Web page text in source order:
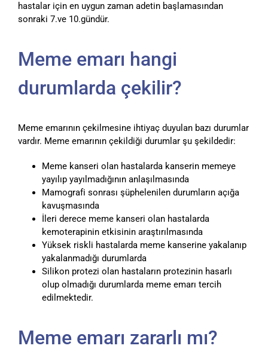
hastalar için en uygun zaman adetin başlamasından
sonraki 7.ve 10.gündür.
Meme emarı hangi
durumlarda çekilir?
Meme emarının çekilmesine ihtiyaç duyulan bazı durumlar
vardır. Meme emarının çekildiği durumlar şu şekildedir:
Meme kanseri olan hastalarda kanserin memeye
yayılıp yayılmadığının anlaşılmasında
Mamografi sonrası şüphelenilen durumların açığa
kavuşmasında
İleri derece meme kanseri olan hastalarda
kemoterapinin etkisinin araştırılmasında
Yüksek riskli hastalarda meme kanserine yakalanıp
yakalanmadığı durumlarda
Silikon protezi olan hastaların protezinin hasarlı
olup olmadığı durumlarda meme emarı tercih
edilmektedir.
Meme emarı zararlı mı?